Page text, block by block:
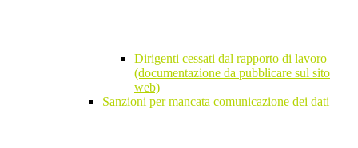
Dirigenti cessati dal rapporto di lavoro
(documentazione da pubblicare sul sito
web)
Sanzioni per mancata comunicazione dei dati